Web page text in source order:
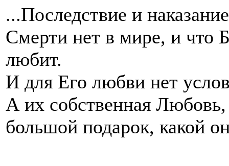
...Последствие и
Смерти нет в мире, и что
любит.
И для Его любви нет
А их собственная
большой подарок, какой